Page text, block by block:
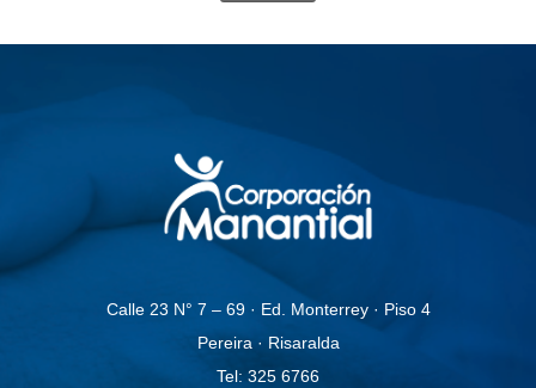
Calle 23 N° 7 – 69 · Ed. Monterrey · Piso 4
Pereira · Risaralda
Tel: 325 6766